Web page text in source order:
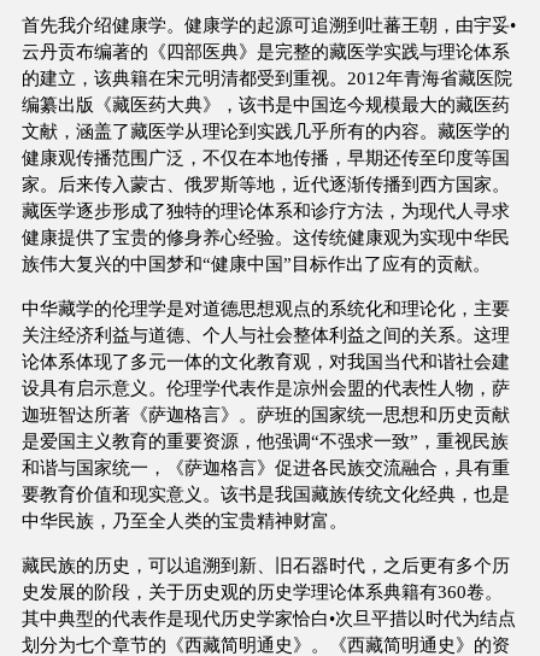
首先我介绍健康学。健康学的起源可追溯到吐蕃王朝，由宇妥•
云丹贡布编著的《四部医典》是完整的藏医学实践与理论体系
的建立，该典籍在宋元明清都受到重视。2012年青海省藏医院
编纂出版《藏医药大典》，该书是中国迄今规模最大的藏医药
文献，涵盖了藏医学从理论到实践几乎所有的内容。藏医学的
健康观传播范围广泛，不仅在本地传播，早期还传至印度等国
家。后来传入蒙古、俄罗斯等地，近代逐渐传播到西方国家。
藏医学逐步形成了独特的理论体系和诊疗方法，为现代人寻求
健康提供了宝贵的修身养心经验。这传统健康观为实现中华民
族伟大复兴的中国梦和“健康中国”目标作出了应有的贡献。
中华藏学的伦理学是对道德思想观点的系统化和理论化，主要
关注经济利益与道德、个人与社会整体利益之间的关系。这理
论体系体现了多元一体的文化教育观，对我国当代和谐社会建
设具有启示意义。伦理学代表作是凉州会盟的代表性人物，萨
迦班智达所著《萨迦格言》。萨班的国家统一思想和历史贡献
是爱国主义教育的重要资源，他强调“不强求一致”，重视民族
和谐与国家统一，《萨迦格言》促进各民族交流融合，具有重
要教育价值和现实意义。该书是我国藏族传统文化经典，也是
中华民族，乃至全人类的宝贵精神财富。
藏民族的历史，可以追溯到新、旧石器时代，之后更有多个历
史发展的阶段，关于历史观的历史学理论体系典籍有360卷。
其中典型的代表作是现代历史学家恰白•次旦平措以时代为结点
划分为七个章节的《西藏简明通史》。《西藏简明通史》的资